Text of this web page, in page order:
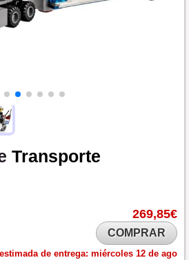
Transporte
269,85€
COMPRAR
de entrega: miércoles 12 de ago